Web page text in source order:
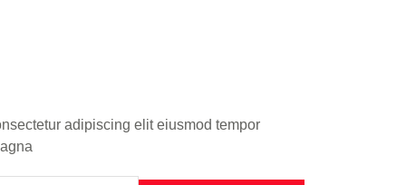
adipiscing elit eiusmod tempor